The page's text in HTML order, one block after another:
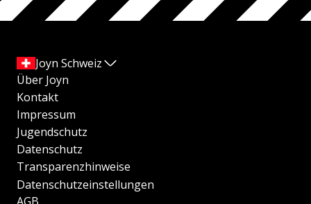
Joyn Schweiz
Über Joyn
Kontakt
Impressum
Jugendschutz
Datenschutz
Transparenzhinweise
Datenschutzeinstellungen